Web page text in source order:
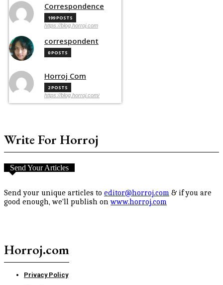
Correspondence
199 POSTS
https://blog.horroj.com
correspondent
0 POSTS
Horroj Com
2 POSTS
https://blog.horroj.com/
Write For Horroj
Send Your Articles
Send your unique articles to editor@horroj.com & if you are
good enough, we'll publish onwww.horroj.com
Horroj.com
Privacy Policy